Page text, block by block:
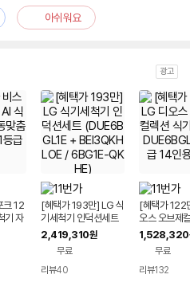
아쉬워요
광고
크 12
기 자
1등
[혜택가 193만] LG 식
기세척기 인덕션세트
(DUE6BGL1E + BEI
3QKHLOE / 6BG1E
-QKHE)
2,419,310원
무료
리뷰40
[혜택가 122
오스 오브제
기세척기
E 1등급 14
1,528,320
무료
리뷰132